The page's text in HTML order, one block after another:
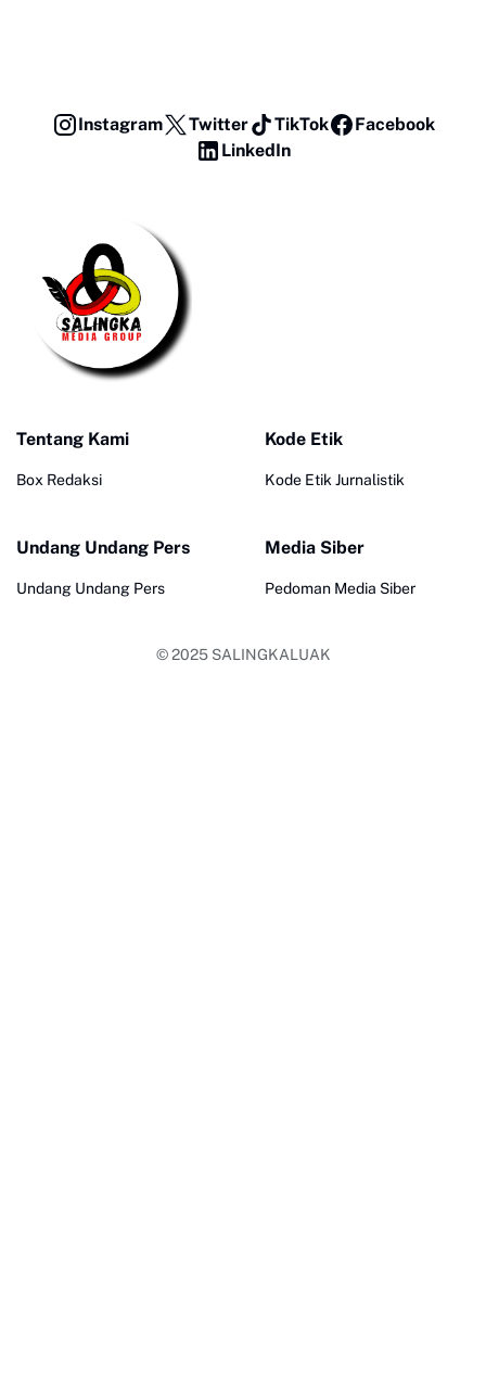
Instagram Twitter TikTok
Facebook
LinkedIn
Tentang Kami
Box Redaksi
Kode Etik
Kode Etik Jurnalistik
Undang Undang Pers
Undang Undang Pers
Media Siber
Pedoman Media Siber
© 2025 SALINGKALUAK